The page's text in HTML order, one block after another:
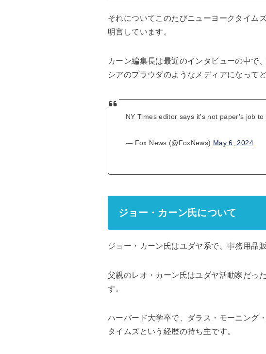
それについてこのたびニューヨークタイム
明言しています。
カーン編集長は最近のインタビューの中で
シアのプラウダのようなメディアになって
NY Times editor says it's not paper's job
— Fox News (@FoxNews) May 6, 2024
ジョー・カーン氏について
ジョー・カーン氏はユダヤ系で、事務用品
父親のレオ・カーン氏はユダヤ活動家だっ
す。
ハーバード大学卒で、ダラス・モーニング
タイムズという経歴の持ち主です。